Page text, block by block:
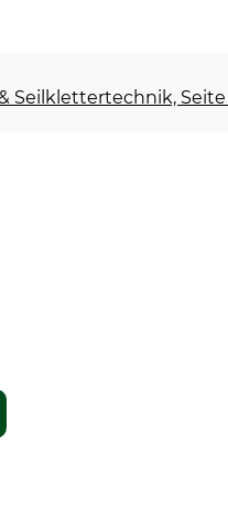
Seilklettertechnik, Seite